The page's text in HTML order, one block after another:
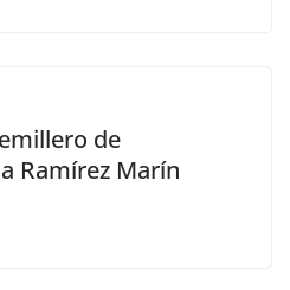
de
Ramírez Marín